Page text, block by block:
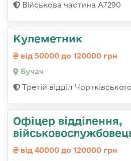
Військова частина А7290
Кулеметник
від 50000 до 120000 грн
Бучач
Третій відділ
Офіцер відділення,
від 40000 до 120000 грн